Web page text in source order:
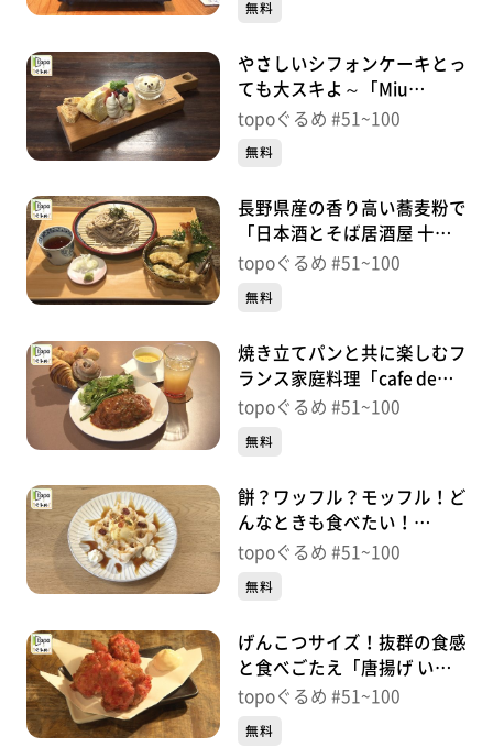
無料
やさしいシフォンケーキとっ
ても大スキよ～「Miu
Kitchen」（名取市手倉田
topoぐるめ #51~100
無料
長野県産の香り高い蕎麦粉で
「日本酒とそば居酒屋 十割
そば初音」（青葉区二日町）
topoぐるめ #51~100
無料
焼き立てパンと共に楽しむフ
ランス家庭料理「cafe de
MOU」（青葉区支倉町）＃
topoぐるめ #51~100
無料
餅？ワッフル？モッフル！ど
んなときも食べたい！
「Sun&Moon Café」（青葉
め】
topoぐるめ #51~100
無料
げんこつサイズ！抜群の食感
と食べごたえ「唐揚げ いわ
や」（青葉区木町通）＃
topoぐるめ #51~100
無料